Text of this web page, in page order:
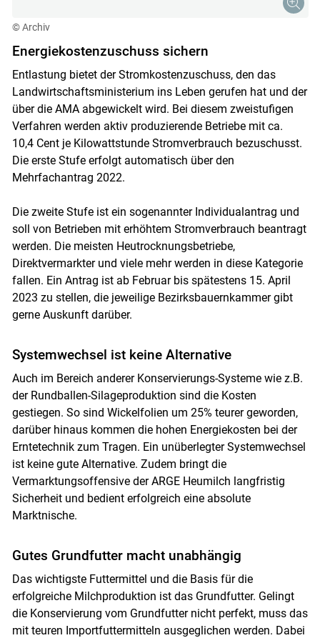
© Archiv
Energiekostenzuschuss sichern
Entlastung bietet der Stromkostenzuschuss, den das
Landwirtschaftsministerium ins Leben gerufen hat und der
über die AMA abgewickelt wird. Bei diesem zweistufigen
Verfahren werden aktiv produzierende Betriebe mit ca.
10,4 Cent je Kilowattstunde Stromverbrauch bezuschusst.
Die erste Stufe erfolgt automatisch über den
Mehrfachantrag 2022.
Die zweite Stufe ist ein sogenannter Individualantrag und
soll von Betrieben mit erhöhtem Stromverbrauch beantragt
werden. Die meisten Heutrocknungsbetriebe,
Direktvermarkter und viele mehr werden in diese Kategorie
fallen. Ein Antrag ist ab Februar bis spätestens 15. April
2023 zu stellen, die jeweilige Bezirksbauernkammer gibt
gerne Auskunft darüber.
Systemwechsel ist keine Alternative
Auch im Bereich anderer Konservierungs-Systeme wie z.B.
der Rundballen-Silageproduktion sind die Kosten
gestiegen. So sind Wickelfolien um 25% teurer geworden,
darüber hinaus kommen die hohen Energiekosten bei der
Erntetechnik zum Tragen. Ein unüberlegter Systemwechsel
ist keine gute Alternative. Zudem bringt die
Vermarktungsoffensive der ARGE Heumilch langfristig
Sicherheit und bedient erfolgreich eine absolute
Marktnische.
Gutes Grundfutter macht unabhängig
Das wichtigste Futtermittel und die Basis für die
erfolgreiche Milchproduktion ist das Grundfutter. Gelingt
die Konservierung vom Grundfutter nicht perfekt, muss das
mit teuren Importfuttermitteln ausgeglichen werden. Dabei